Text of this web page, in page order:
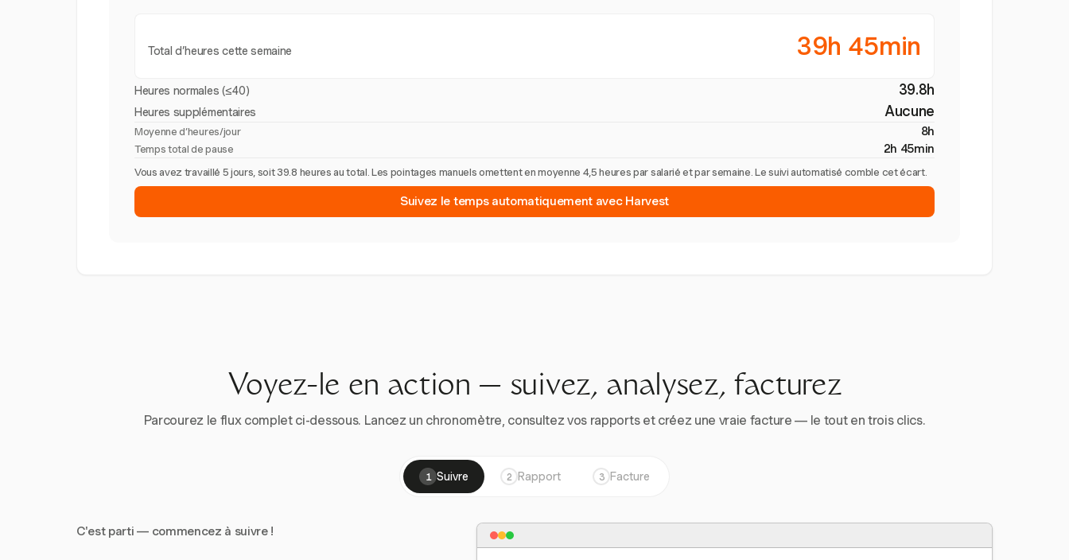
Total d’heures cette semaine 39h 45min
Heures normales (≤40) 39.8h
Heures supplémentaires Aucune
Moyenne d’heures/jour 8h
Temps total de pause 2h 45min
Vous avez travaillé 5 jours, soit 39.8 heures au total. Les pointages manuels omettent en moyenne 4,5 heures par salarié et par semaine. Le suivi automatisé comble cet écart.
Suivez le temps automatiquement avec Harvest
Voyez-le en action — suivez, analysez, facturez
Parcourez le flux complet ci-dessous. Lancez un chronomètre, consultez vos rapports et créez une vraie facture — le tout en trois clics.
1 Suivre 2 Rapport 3 Facture
C'est parti — commencez à suivre !